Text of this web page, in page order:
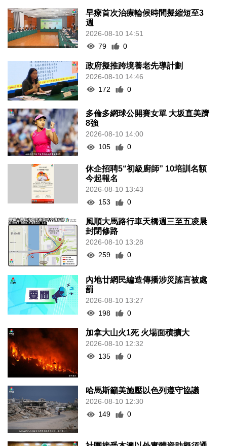
早療首次治療輪候時間擬縮短至3
週
2026-08-10 14:51
79
0
政府擬推跨境養老先導計劃
2026-08-10 14:46
172
0
多倫多網球公開賽女單 大坂直美躋
8強
2026-08-10 14:00
105
0
休企招聘5“初級廚師” 10培訓名額
今起報名
2026-08-10 13:43
153
0
風順大馬路行車天橋週三至五凌晨
封閉修路
2026-08-10 13:28
259
0
內地廿網民編造傳播涉災謠言被處
罰
2026-08-10 13:27
198
0
加拿大山火1死 火場面積擴大
2026-08-10 12:32
135
0
哈馬斯籲美施壓以色列遵守協議
2026-08-10 12:30
149
0